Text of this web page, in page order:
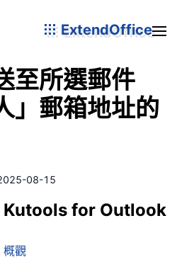
ExtendOffice
至所選郵件
」郵箱地址的
08-15
Kutools for Outlook
概觀